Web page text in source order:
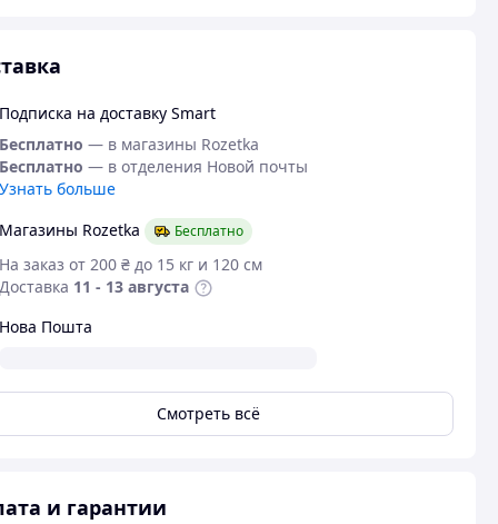
Подписка на доставку Smart
Бесплатно — в магазины Rozetka
Бесплатно — в отделения Новой почты
Узнать больше
Магазины Rozetka
Бесплатно
На заказ от 200 ₴ до 15 кг и 120 см
Доставка 11 - 13 августа
Нова Пошта
Смотреть всё
и гарантии